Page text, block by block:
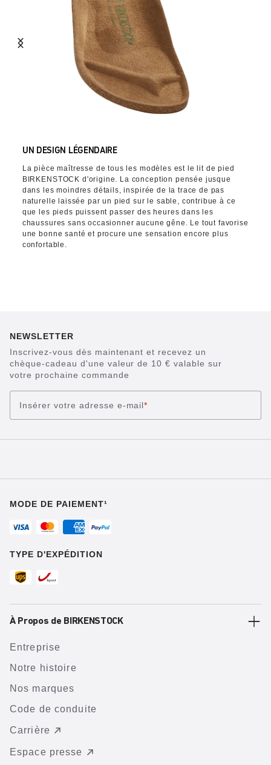
UN DESIGN LÉGENDAIRE
La pièce maîtresse de tous les modèles est le lit de pied
BIRKENSTOCK d'origine. La conception pensée jusque
dans les moindres détails, inspirée de la trace de pas
naturelle laissée par un pied sur le sable, contribue à ce
que les pieds puissent passer des heures dans les
chaussures sans occasionner aucune gêne. Le tout favorise
une bonne santé et procure une sensation encore plus
confortable.
NEWSLETTER
Inscrivez-vous dès maintenant et recevez un
chèque-cadeau d'une valeur de 10 € valable sur
votre prochaine commande
Insérer votre adresse e-mail*
MODE DE PAIEMENT¹
TYPE D'EXPÉDITION
À Propos de BIRKENSTOCK
Entreprise
Notre histoire
Nos marques
Code de conduite
Carrière
Espace presse